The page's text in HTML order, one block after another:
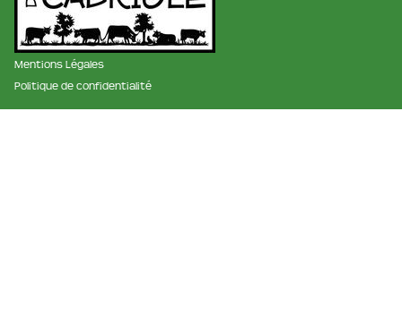
Mentions Légales
Politique de confidentialité